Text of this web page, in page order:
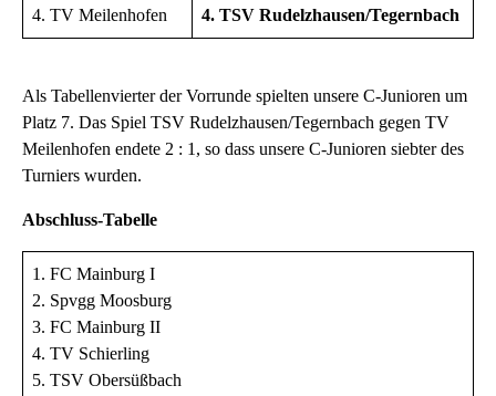
4. TV Meilenhofen
4. TSV Rudelzhausen/Tegernbach
Als Tabellenvierter der Vorrunde spielten unsere C-Junioren um
Platz 7. Das Spiel TSV Rudelzhausen/Tegernbach gegen TV
Meilenhofen endete 2 : 1, so dass unsere C-Junioren siebter des
Turniers wurden.
Abschluss-Tabelle
1. FC Mainburg I
2. Spvgg Moosburg
3. FC Mainburg II
4. TV Schierling
5. TSV Obersüßbach